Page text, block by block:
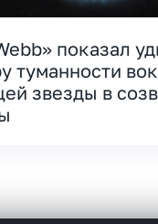
показал
туманности
звезды в